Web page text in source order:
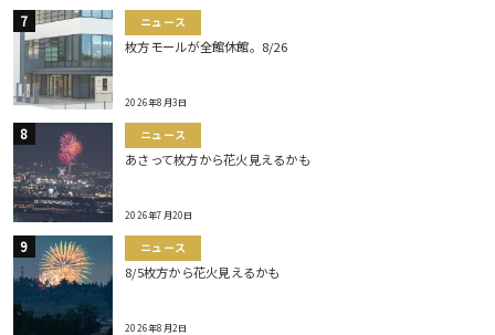
ニュース
枚方モールが全館休館。8/26
2026年8月3日
ニュース
あさって枚方から花火見えるかも
2026年7月20日
ニュース
8/5枚方から花火見えるかも
2026年8月2日